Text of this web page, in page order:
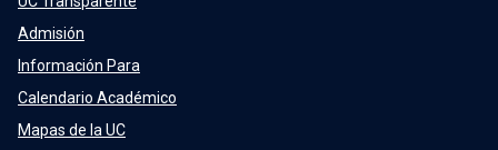
Admisión
Información Para
Calendario Académico
Mapas de la UC